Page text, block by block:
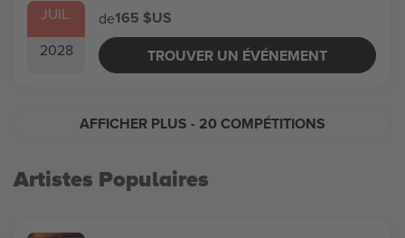
JUIL.
2028
de165 $US
TROUVER UN ÉVÉNEMENT
AFFICHER PLUS - 20 COMPÉTITIONS
Artistes Populaires